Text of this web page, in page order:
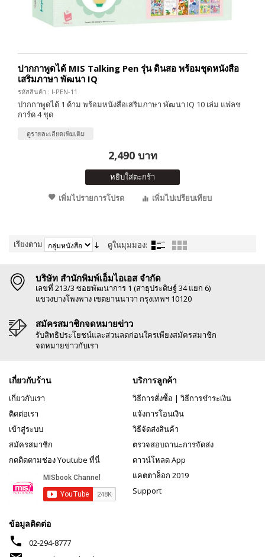
ปากกาพูดได้ MIS Talking Pen รุ่น ดินสอ พร้อมชุดหนังสือ
เสริมภาษา พัฒนา IQ
รหัสสินค้า : I-PEN-11
ปากกาพูดได้ 1 ด้าม พร้อมหนังสือเสริมภาษา พัฒนา IQ 10 เล่ม แฟลช
การ์ด 4 ชุด
ดูรายละเอียดเพิ่มเติม
2,490 บาท
หยิบใส่ตะกร้า
เพิ่มไปรายการโปรด
เพิ่มไปเปรียบเทียบ
เรียงตาม ดูในมุมมอง:
บริษัท สำนักพิมพ์เอ็มไอเอส จำกัด
เลขที่ 213/3 ซอยพัฒนาการ 1 (สาธุประดิษฐ์ 34 แยก 6)
แขวงบางโพงพาง เขตยานนาวา กรุงเทพฯ 10120
สมัครสมาชิกจดหมายข่าว
รับสิทธิประโยชน์และส่วนลดก่อนใครเพียงสมัครสมาชิก
จดหมายข่าวกับเรา
เกี่ยวกับร้าน
เกี่ยวกับเรา
ติดต่อเรา
เข้าสู่ระบบ
สมัครสมาชิก
กดติดตามช่อง Youtube ที่นี่
บริการลูกค้า
วิธีการสั่งซื้อ | วิธีการชำระเงิน
แจ้งการโอนเงิน
วิธีจัดส่งสินค้า
ตรวจสอบถานะการจัดส่ง
ดาวน์โหลด App
แคตตาล็อก 2019
Support
ข้อมูลติดต่อ
phone 02-294-8777